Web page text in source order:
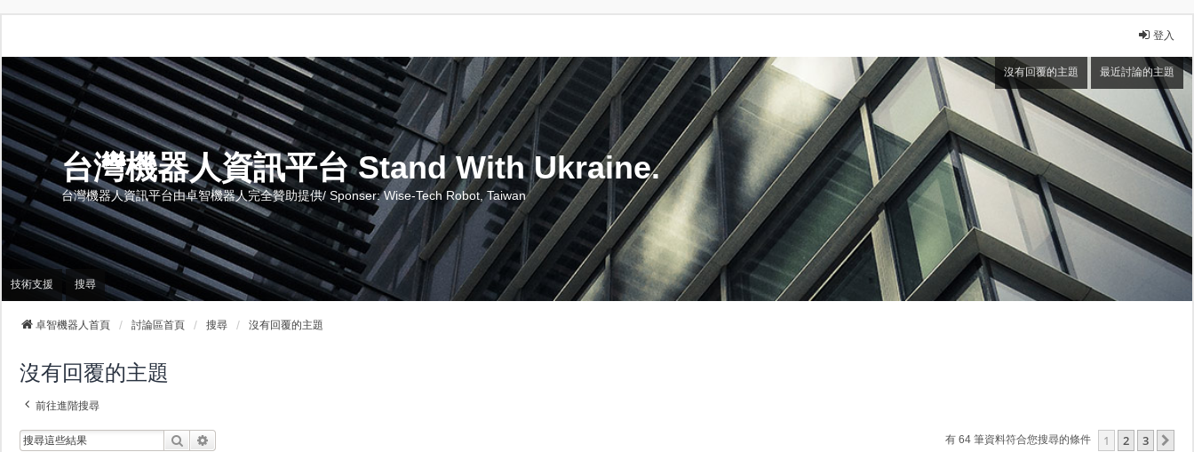
登入
沒有回覆的主題 最近討論的主題
台灣機器人資訊平台 Stand With Ukraine.
台灣機器人資訊平台由卓智機器人完全贊助提供/ Sponser: Wise-Tech Robot, Taiwan
技術支援 搜尋
卓智機器人首頁 討論區首頁 搜尋 沒有回覆的主題
沒有回覆的主題
前往進階搜尋
搜尋 有 64 筆資料符合您搜尋的條件 1 2 3